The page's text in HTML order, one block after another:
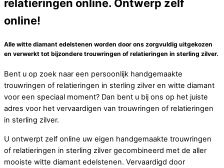
relatieringen online. Ontwerp zelf
online!
Alle witte diamant edelstenen worden door ons zorgvuldig uitgekozen
en verwerkt tot bijzondere trouwringen of relatieringen in sterling zilver.
Bent u op zoek naar een persoonlijk handgemaakte
trouwringen of relatieringen in sterling zilver en witte diamant
voor een speciaal moment? Dan bent u bij ons op het juiste
adres voor het vervaardigen van trouwringen of relatieringen
in sterling zilver.
U ontwerpt zelf online uw eigen handgemaakte trouwringen
of relatieringen in sterling zilver gecombineerd met de aller
mooiste witte diamant edelstenen. Vervaardigd door